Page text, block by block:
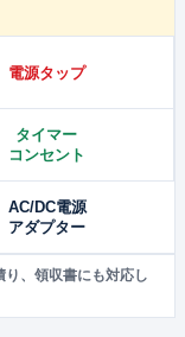
電源タップ
タイマー
コンセント
AC/DC電源
アダプター
、領収書にも対応し